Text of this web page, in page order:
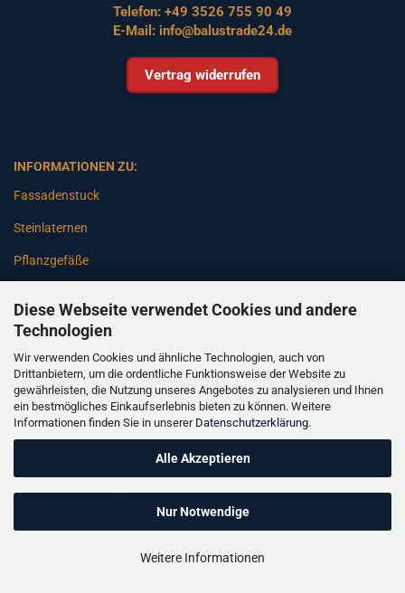
Diese Webseite verwendet Cookies und andere
Technologien
Wir verwenden Cookies und ähnliche Technologien, auch von
Drittanbietern, um die ordentliche Funktionsweise der Website zu
gewährleisten, die Nutzung unseres Angebotes zu analysieren und Ihnen
ein bestmögliches Einkaufserlebnis bieten zu können. Weitere
Informationen finden Sie in unserer Datenschutzerklärung.
Alle Akzeptieren
Nur Notwendige
Weitere Informationen
Telefon: +49 3526 755 90 49
E-Mail: info@balustrade24.de
Vertrag widerrufen
INFORMATIONEN ZU:
Fassadenstuck
Steinlaternen
Pflanzgefäße
Gartenbänke
Pfeiler
Gartenbrunnen
Gartenfiguren